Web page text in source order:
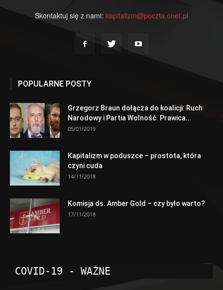
Skontaktuj się z nami: kapitalizm@poczta.onet.pl
POPULARNE POSTY
Grzegorz Braun dołącza do koalicji: Ruch
Narodowy i Partia Wolność. Prawica...
05/01/2019
Kapitalizm w poduszce – prostota, która
czyni cuda
14/11/2018
Komisja ds. Amber Gold – czy było warto?
17/11/2018
COVID-19 - WAŻNE